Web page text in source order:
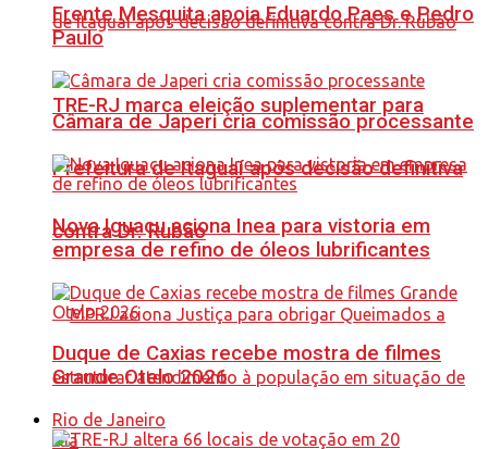
TRE-RJ marca eleição suplementar para
Prefeitura de Itaguaí após decisão definitiva
contra Dr. Rubão
Frente Mesquita apoia Eduardo Paes e Pedro
Paulo
Câmara de Japeri cria comissão processante
Nova Iguaçu aciona Inea para vistoria em
empresa de refino de óleos lubrificantes
Duque de Caxias recebe mostra de filmes
Grande Otelo 2026
Rio de Janeiro